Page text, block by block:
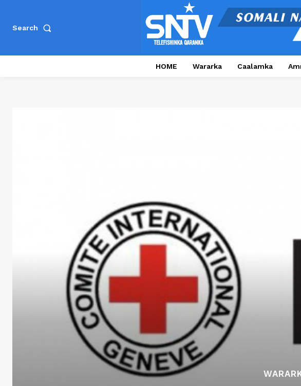
Search
HOME Wararka Caalamka